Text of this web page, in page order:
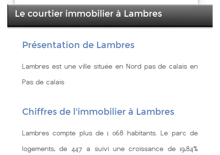
Le courtier immobilier à Lambres
Présentation de Lambres
Lambres est une ville située en Nord pas de calais en
Pas de calais
Chiffres de l'immobilier à Lambres
Lambres compte plus de 1 068 habitants. Le parc de
logements, de 447 a suivi une croissance de 19,84%